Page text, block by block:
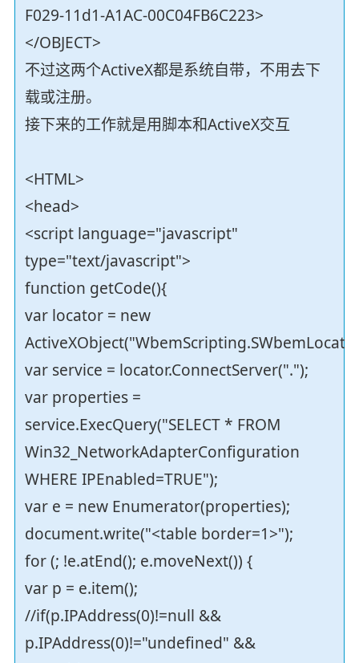
F029-11d1-A1AC-00C04FB6C223>
</OBJECT>
不过这两个ActiveX都是系统自带，不用去下
载或注册。
接下来的工作就是用脚本和ActiveX交互
<HTML>
<head>
<script language="javascript"
type="text/javascript">
function getCode(){
var locator = new
var service = locator.ConnectServer(".");
var properties =
service.ExecQuery("SELECT * FROM
Win32_NetworkAdapterConfiguration
WHERE IPEnabled=TRUE");
var e = new Enumerator(properties);
document.write("<table border=1>");
for (; !e.atEnd(); e.moveNext()) {
var p = e.item();
//if(p.IPAddress(0)!=null &&
p.IPAddress(0)!="undefined" &&